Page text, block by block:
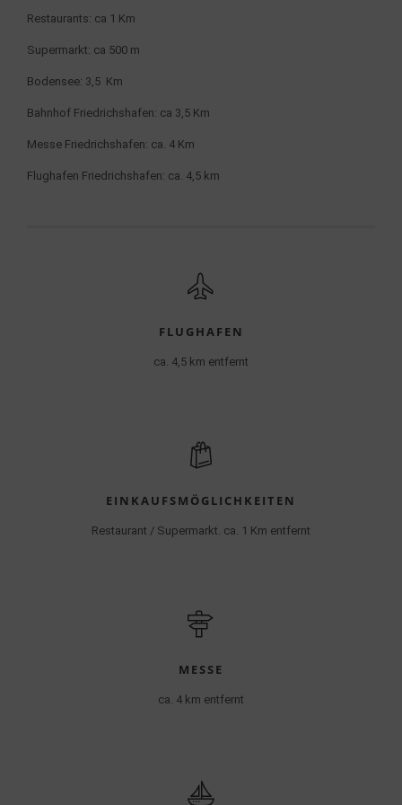
Restaurants: ca 1 Km
Supermarkt: ca 500 m
Bodensee: 3,5 Km
Bahnhof Friedrichshafen: ca 3,5 Km
Messe Friedrichshafen: ca. 4 Km
Flughafen Friedrichshafen: ca. 4,5 km
FLUGHAFEN
ca. 4,5 km entfernt
EINKAUFSMÖGLICHKEITEN
Restaurant / Supermarkt. ca. 1 Km entfernt
MESSE
ca. 4 km entfernt